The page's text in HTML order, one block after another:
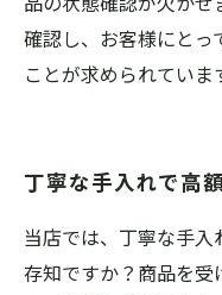
確認し、お客様にとっ
ことが求められていま
丁寧な手入れで高
当店では、丁寧な手
存知ですか？商品を